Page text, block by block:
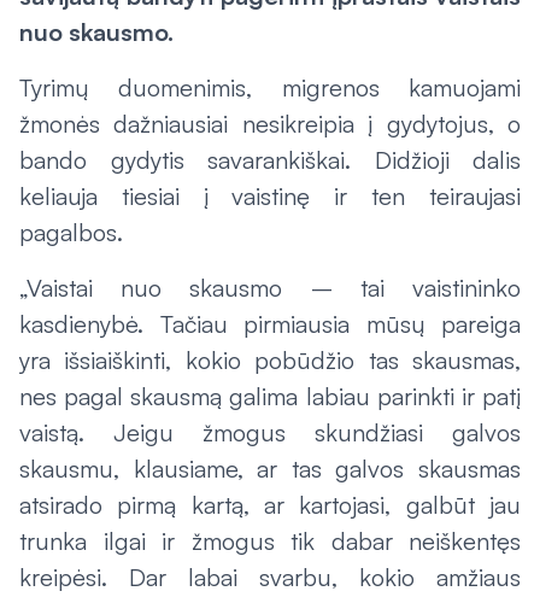
nuo skausmo.
Tyrimų duomenimis, migrenos kamuojami
žmonės dažniausiai nesikreipia į gydytojus, o
bando gydytis savarankiškai. Didžioji dalis
keliauja tiesiai į vaistinę ir ten teiraujasi
pagalbos.
„Vaistai nuo skausmo – tai vaistininko
kasdienybė. Tačiau pirmiausia mūsų pareiga
yra išsiaiškinti, kokio pobūdžio tas skausmas,
nes pagal skausmą galima labiau parinkti ir patį
vaistą. Jeigu žmogus skundžiasi galvos
skausmu, klausiame, ar tas galvos skausmas
atsirado pirmą kartą, ar kartojasi, galbūt jau
trunka ilgai ir žmogus tik dabar neiškentęs
kreipėsi. Dar labai svarbu, kokio amžiaus